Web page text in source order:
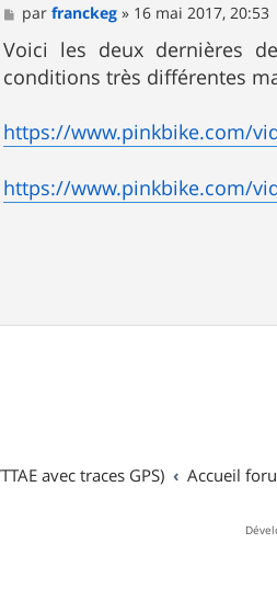
M
e
s
s
a
parfranckeg » 16 mai 2017, 20:53
Voici les deux dernières
conditions très différentes
https://www.pinkbike.com/
https://www.pinkbike.com/
avec traces GPS) Accueil